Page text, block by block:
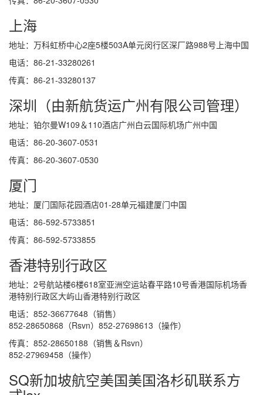
上海
地址：万科虹桥中心2座5楼503A单元闵行区深厂路988号上海中国
电话：86-21-33280261
传真：86-21-33280137
深圳（由新航货运广州有限公司管理）
地址：铂尔曼W109＆110酒店广州白云国际机场广州中国
电话：86-20-3607-0531
传真：86-20-3607-0530
厦门
地址：厦门国际花园酒店01-28单元福建厦门中国
电话：86-592-5733851
传真：86-592-5733855
香港特别行政区
地址：2号航站楼6楼618室亚洲空运站春平路10号香港国际机场香
港特别行政区大屿山香港特别行政区
电话：852-36677648（销售）
852-28650868（Rsvn）852-27698613（操作）
传真：852-28650188（销售＆Rsvn）
852-27969458（操作）
SQ新加坡航空美国美国洛杉矶联系方